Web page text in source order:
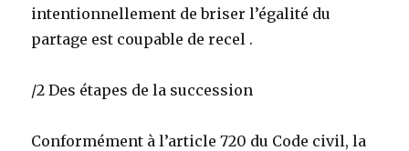
intentionnellement de briser l’égalité du
partage est coupable de recel .
/2 Des étapes de la succession
Conformément à l’article 720 du Code civil, la